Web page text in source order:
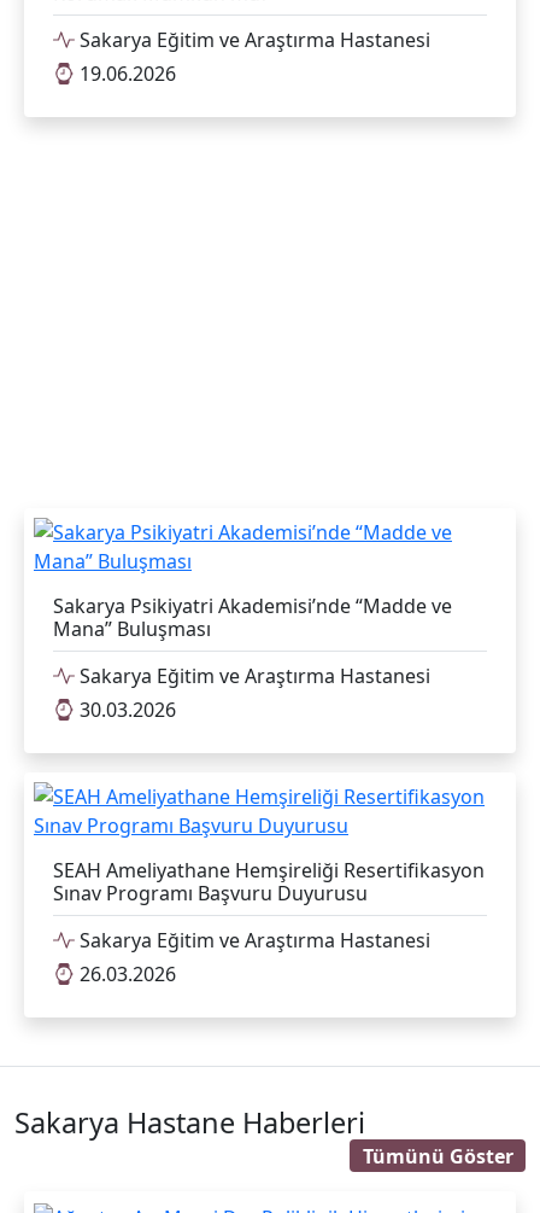
Sakarya Eğitim ve Araştırma Hastanesi
19.06.2026
Sakarya Psikiyatri Akademisi’nde “Madde ve
Mana” Buluşması
Sakarya Eğitim ve Araştırma Hastanesi
30.03.2026
SEAH Ameliyathane Hemşireliği Resertifikasyon
Sınav Programı Başvuru Duyurusu
Sakarya Eğitim ve Araştırma Hastanesi
26.03.2026
Sakarya Hastane Haberleri
Tümünü Göster